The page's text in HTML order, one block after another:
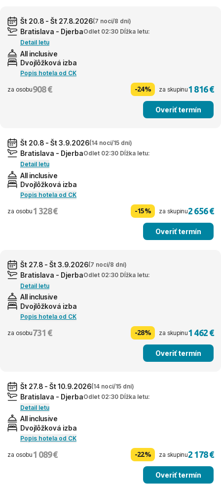
Št 20.8 - Št 27.8.2026(7 nocí/8 dní)
Bratislava - DjerbaOdlet 02:30 Dĺžka letu:
Detail letu
All inclusive
Dvojlôžková izba
Popis hotela od CK
za osobu908 € -24% za skupinu1 816 €
Overiť termín
Št 20.8 - Št 3.9.2026(14 nocí/15 dní)
Bratislava - DjerbaOdlet 02:30 Dĺžka letu:
Detail letu
All inclusive
Dvojlôžková izba
Popis hotela od CK
za osobu 1 328 € -15% za skupinu2 656 €
Overiť termín
Št 27.8 - Št 3.9.2026(7 nocí/8 dní)
Bratislava - DjerbaOdlet 02:30 Dĺžka letu:
Detail letu
All inclusive
Dvojlôžková izba
Popis hotela od CK
za osobu731 € -28% za skupinu1 462 €
Overiť termín
Št 27.8 - Št 10.9.2026(14 nocí/15 dní)
Bratislava - DjerbaOdlet 02:30 Dĺžka letu:
Detail letu
All inclusive
Dvojlôžková izba
Popis hotela od CK
za osobu 1 089 € -22% za skupinu2 178 €
Overiť termín